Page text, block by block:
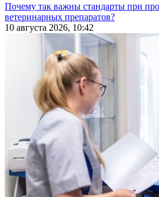
Почему так важны стандарты при
ветеринарных препаратов?
10 августа 2026, 10:42